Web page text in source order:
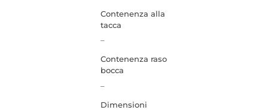
Contenenza alla
tacca
–
Contenenza raso
bocca
–
Dimensioni